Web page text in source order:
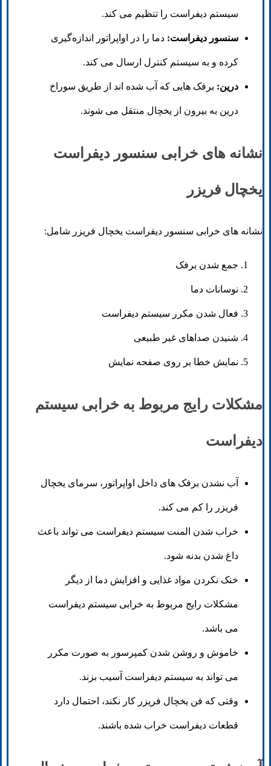
سیستم دیفراست را تنظیم می کند.
سنسور دیفراست: دما را در اواپراتور اندازه‌گیری
کرده و به سیستم کنترل ارسال می ‌کند.
درین: برفک هایی که آب شده اند از طریق سوراخ
درین به بیرون از یخچال منتقل می شوند.
نشانه های خرابی سنسور دیفراست
یخچال فریزر
نشانه های خرابی سنسور دیفراست یخچال فریزر شامل:
جمع شدن برفک
نوسانات دما
فعال شدن مکرر سیستم دیفراست
شنیدن صداهای غیر طبیعی
نمایش خطا بر روی صفحه نمایش
مشکلات رایج مربوط به خرابی سیستم
دیفراست
آب نشدن برفک های داخل اواپراتور، سرمای یخچال
فریزر را کم می کند.
خراب شدن المنت سیستم دیفراست می تواند باعث
داغ شدن بدنه شود.
خنک نکردن مواد غذایی و افزایش دما از دیگر
مشکلات رایج مربوط به خرابی سیستم دیفراست
می باشد.
خاموش و روشن شدن کمپرسور به صورت مکرر
می تواند به سیستم دیفراست آسیب بزند.
وقتی که فن یخچال فریزر کار نکند، احتمال دارد
قطعات دیفراست خراب شده باشند.